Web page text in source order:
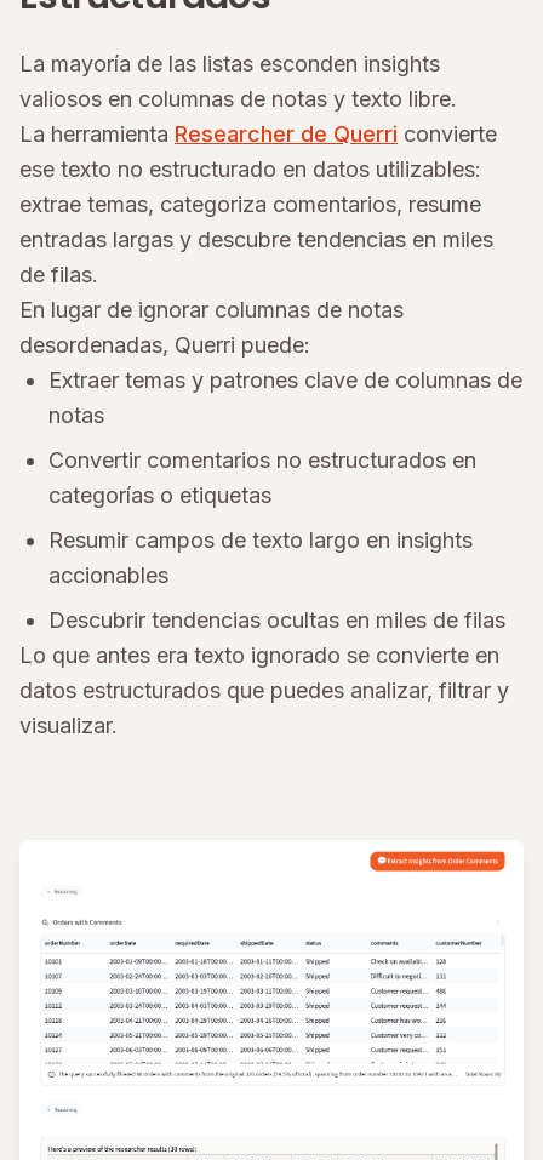
La mayoría de las listas esconden insights
valiosos en columnas de notas y texto libre.
La herramienta Researcher de Querri convierte
ese texto no estructurado en datos utilizables:
extrae temas, categoriza comentarios, resume
entradas largas y descubre tendencias en miles
de filas.
En lugar de ignorar columnas de notas
desordenadas, Querri puede:
Extraer temas y patrones clave de columnas de
notas
Convertir comentarios no estructurados en
categorías o etiquetas
Resumir campos de texto largo en insights
accionables
Descubrir tendencias ocultas en miles de filas
Lo que antes era texto ignorado se convierte en
datos estructurados que puedes analizar, filtrar y
visualizar.